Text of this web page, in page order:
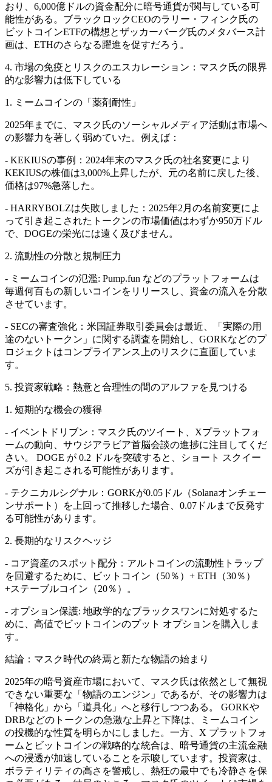
おり、6,000億ドルの資金配分に暗号通貨が関与している可
能性がある。ブラックロックCEOのラリー・フィンク氏の
ビットコインETFの構想とザッカーバーグ氏のメタバース計
画は、ETHのさらなる躍進を促すだろう。
4. 市場の免疫とリスクのエスカレーション：マスク氏の限界
的な影響力は低下している
1. ミームコインの「薬剤耐性」
2025年までに、マスク氏のソーシャルメディア活動は市場へ
の影響力を著しく弱めていた。例えば：
- KEKIUSの事例：2024年末のマスク氏の社名変更により
KEKIUSの株価は3,000%上昇したが、元の名前に戻した後、
価格は97%急落した。
- HARRYBOLZは失敗しました：2025年2月の名前変更によ
って引き起こされたトークンの市場価値はわずか950万ドル
で、DOGEの栄光には遠く及びません。
2. 流動性の分散と規制圧力
- ミームコインの氾濫: Pump.fun などのプラットフォームは
毎週何百もの新しいコインをリリースし、資金の流入を分散
させています。
- SECの審査強化：米国証券取引委員会は最近、「実際の用
途のないトークン」に関する調査を開始し、GORKなどのプ
ロジェクトはコンプライアンス上のリスクに直面していま
す。
5. 投資家戦略：熱意と合理性の間のアルファを見つける
1. 短期的な機会の獲得
- イベントドリブン：マスク氏のツイート、Xプラットフォ
ームの動向、サウジアラビア首脳会談の進捗に注目してくだ
さい。 DOGE が 0.2 ドルを突破すると、ショート スクイー
ズが引き起こされる可能性があります。
- テクニカルシグナル：GORKが0.05ドル（Solanaオンチェー
ンサポート）を上回って推移した場合、0.07ドルまで反発す
る可能性があります。
2. 長期的なリスクヘッジ
- コア資産のスポット配分：アルトコインの流動性トラップ
を回避するために、ビットコイン（50％）+ ETH（30％）
+ステーブルコイン（20％）。
- オプション保護: 地政学的なブラックスワンに対処するた
めに、高値でビットコインのプット オプションを購入しま
す。
結論：マスク時代の終焉と新たな物語の始まり
2025年の暗号資産市場において、マスク氏は依然として無視
できない重要な「物語のエンジン」であるが、その影響力は
「神格化」から「道具化」へと移行しつつある。 GORKや
DRBなどのトークンの急激な上昇と下降は、ミームコイン
の投機的な性質を明らかにしました。一方、X プラットフォ
ームとビットコインの戦略的な統合は、暗号通貨の主流金融
への浸透が加速していることを示唆しています。投資家は、
ボラティリティの高さを警戒し、熱狂の最中でも冷静さを保